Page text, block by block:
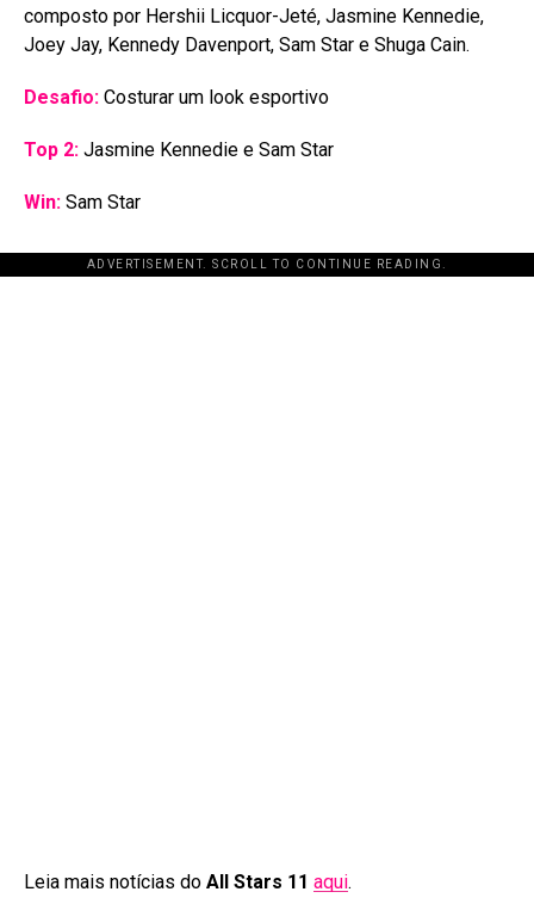
composto por Hershii Licquor-Jeté, Jasmine Kennedie,
Joey Jay, Kennedy Davenport, Sam Star e Shuga Cain.
Desafio: Costurar um look esportivo
Top 2: Jasmine Kennedie e Sam Star
Win: Sam Star
ADVERTISEMENT. SCROLL TO CONTINUE READING.
Leia mais notícias do All Stars 11 aqui.